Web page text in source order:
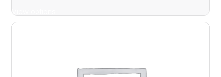
View options